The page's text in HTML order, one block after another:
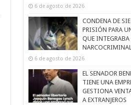
6 de agosto de 2026
CONDENA DE
PRISIÓN PARA
QUE
6 de agosto de 2026
EL SENADOR
TIENE UNA
GESTIONA
A EXTRANJEROS